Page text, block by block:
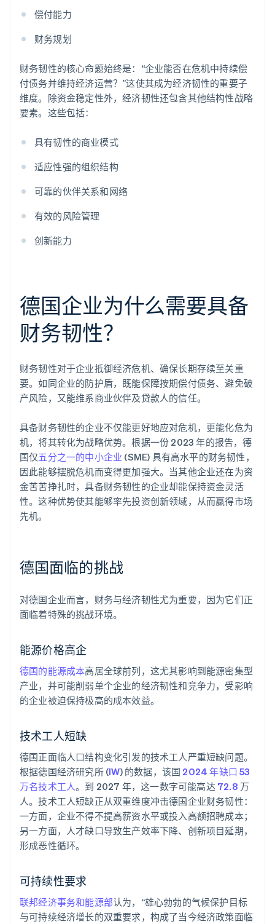
偿付能力
财务规划
财务韧性的核心命题始终是：“企业能否在危机中持续偿
付债务并维持经济运营？”这使其成为经济韧性的重要子
维度。除资金稳定性外，经济韧性还包含其他结构性战略
要素。这些包括：
具有韧性的商业模式
适应性强的组织结构
可靠的伙伴关系和网络
有效的风险管理
创新能力
德国企业为什么需要具备
财务韧性？
财务韧性对于企业抵御经济危机、确保长期存续至关重
要。如同企业的防护盾，既能保障按期偿付债务、避免破
产风险，又能维系商业伙伴及贷款人的信任。
具备财务韧性的企业不仅能更好地应对危机，更能化危为
机，将其转化为战略优势。根据一份 2023 年的报告，德
国仅五分之一的中小企业 (SME) 具有高水平的财务韧性，
因此能够摆脱危机而变得更加强大。当其他企业还在为资
金苦苦挣扎时，具备财务韧性的企业却能保持资金灵活
性。这种优势使其能够率先投资创新领域，从而赢得市场
先机。
德国面临的挑战
对德国企业而言，财务与经济韧性尤为重要，因为它们正
面临着特殊的挑战环境。
能源价格高企
德国的能源成本高居全球前列，这尤其影响到能源密集型
产业，并可能削弱单个企业的经济韧性和竞争力，受影响
的企业被迫保持极高的成本效益。
技术工人短缺
德国正面临人口结构变化引发的技术工人严重短缺问题。
根据德国经济研究所 (IW) 的数据，该国 2024 年缺口 53
万名技术工人。到 2027 年，这一数字可能高达 72.8 万
人。技术工人短缺正从双重维度冲击德国企业财务韧性：
一方面，企业不得不提高薪资水平或投入高额招聘成本；
另一方面，人才缺口导致生产效率下降、创新项目延期，
形成恶性循环。
可持续性要求
联邦经济事务和能源部认为，“雄心勃勃的气候保护目标
与可持续经济增长的双重要求，构成了当今经济政策面临